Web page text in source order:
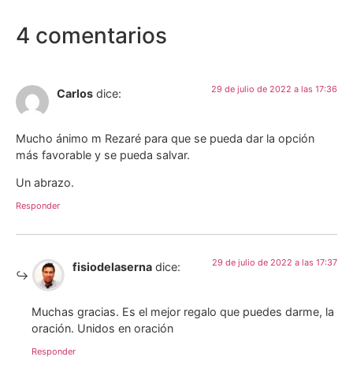
4 comentarios
Carlos dice: 29 de julio de 2022 a las 17:36
Mucho ánimo m Rezaré para que se pueda dar la opción
más favorable y se pueda salvar.
Un abrazo.
Responder
fisiodelaserna dice: 29 de julio de 2022 a las 17:37
Muchas gracias. Es el mejor regalo que puedes darme, la
oración. Unidos en oración
Responder